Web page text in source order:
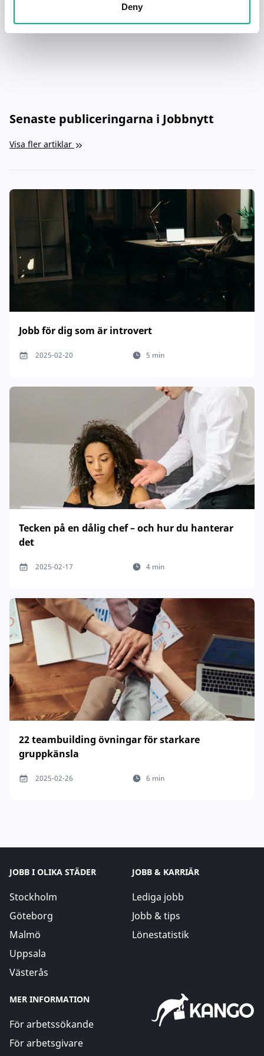
Deny
LOTUS MASKIN & TRANSPORT AB
Senaste publiceringarna i Jobbnytt
Visa fler artiklar
Jobb för dig som är introvert
2025-02-20 5 min
Tecken på en dålig chef – och hur du hanterar
det
2025-02-17 4 min
22 teambuilding övningar för starkare
gruppkänsla
2025-02-26 6 min
JOBB I OLIKA STÄDER
Stockholm
Göteborg
Malmö
Uppsala
Västerås
JOBB & KARRIÄR
Lediga jobb
Jobb & tips
Lönestatistik
MER INFORMATION
För arbetssökande
För arbetsgivare